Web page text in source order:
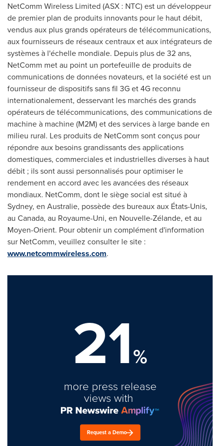
NetComm Wireless Limited (ASX : NTC) est un développeur
de premier plan de produits innovants pour le haut débit,
vendus aux plus grands opérateurs de télécommunications,
aux fournisseurs de réseaux centraux et aux intégrateurs de
systèmes à l'échelle mondiale. Depuis plus de 32 ans,
NetComm met au point un portefeuille de produits de
communications de données novateurs, et la société est un
fournisseur de dispositifs sans fil 3G et 4G reconnu
internationalement, desservant les marchés des grands
opérateurs de télécommunications, des communications de
machine à machine (M2M) et des services à large bande en
milieu rural. Les produits de NetComm sont conçus pour
répondre aux besoins grandissants des applications
domestiques, commerciales et industrielles diverses à haut
débit ; ils sont aussi personnalisés pour optimiser le
rendement en accord avec les avancées des réseaux
mondiaux. NetComm, dont le siège social est situé à
Sydney, en Australie, possède des bureaux aux États-Unis,
au Canada, au Royaume-Uni, en Nouvelle-Zélande, et au
Moyen-Orient. Pour obtenir un complément d'information
sur NetComm, veuillez consulter le site :
www.netcommwireless.com.
21%
more press release
views with
Request a Demo